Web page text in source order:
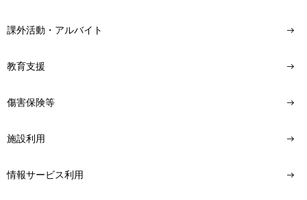
課外活動・アルバイト
教育支援
傷害保険等
施設利用
情報サービス利用